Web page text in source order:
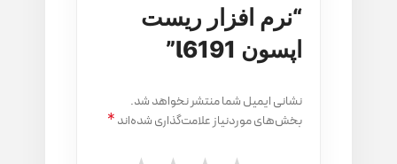
“نرم افزار ریست
اپسون l6191”
نشانی ایمیل شما منتشر نخواهد شد.
بخش‌های موردنیاز علامت‌گذاری شده‌اند*